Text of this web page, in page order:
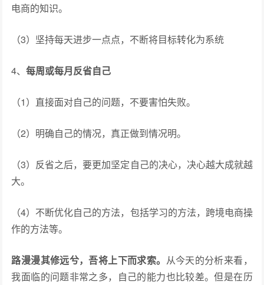
电商的知识。
（3）坚持每天进步一点点，不断将目标转化为系统
4、每周或每月反省自己
（1）直接面对自己的问题，不要害怕失败。
（2）明确自己的情况，真正做到情况明。
（3）反省之后，要更加坚定自己的决心，决心越大成就越
大。
（4）不断优化自己的方法，包括学习的方法，跨境电商操
作的方法等。
路漫漫其修远兮，吾将上下而求索。 从今天的分析来看，
我面临的问题非常之多，自己的能力也比较差。但是在历